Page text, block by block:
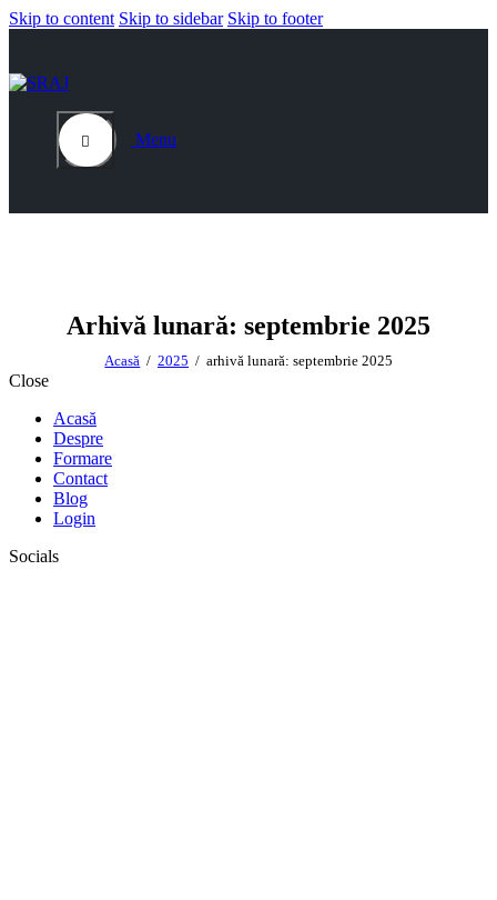
Skip to content Skip to sidebar Skip to footer
Menu
Arhivă lunară: septembrie 2025
Acasă 2025 arhivă lunară: septembrie 2025
Close
Acasă
Despre
Formare
Contact
Blog
Login
Socials